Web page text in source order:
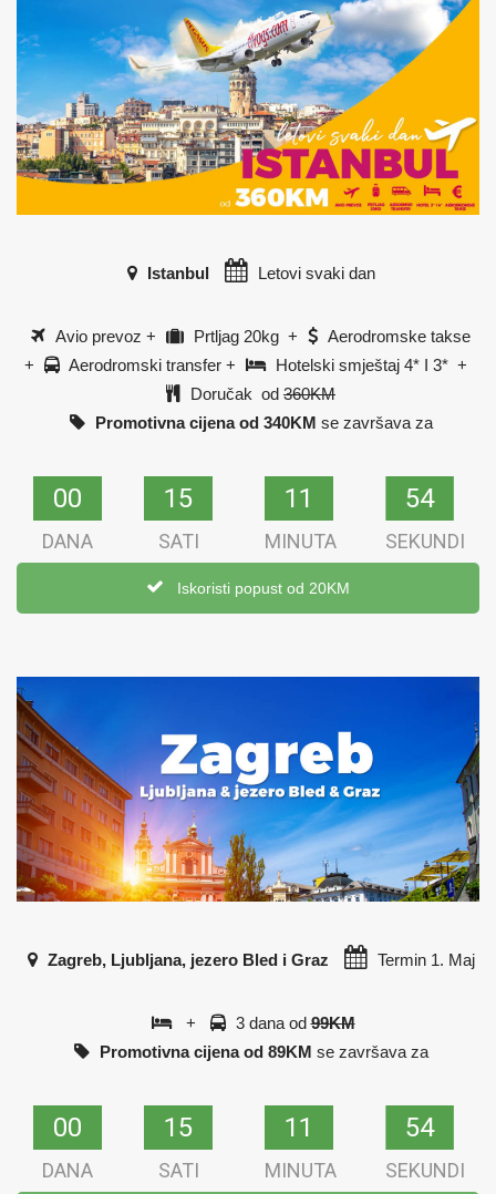
Istanbul Letovi svaki dan
Avio prevoz + Prtljag 20kg +
Aerodromske takse
+
Aerodromski transfer +
Hotelski smještaj 4* I 3* +
Doručak od 360KM
Promotivna cijena od 340KM se završava za
00
00
DANA
15
15
SATI
11
11
MINUTA
54
53
SEKUNDI
Iskoristi popust od 20KM
Zagreb, Ljubljana, jezero Bled i Graz Termin 1. Maj
+ 3 dana od 99KM
Promotivna cijena od 89KM se završava za
00
00
DANA
15
15
SATI
11
11
MINUTA
54
53
SEKUNDI